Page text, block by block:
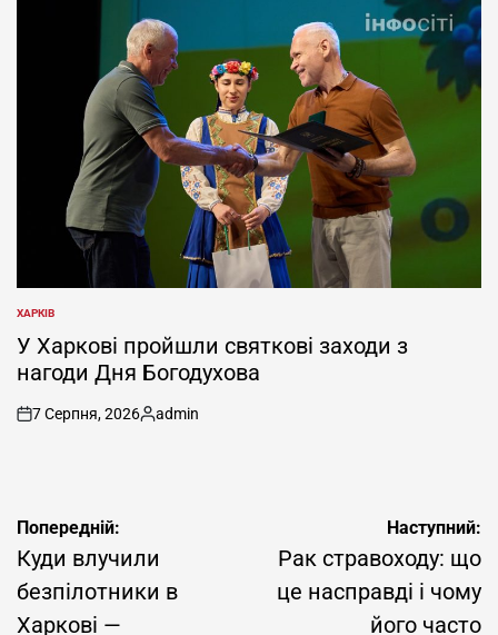
ОПУБЛІКУВАТИ
У
ХАРКІВ
У Харкові пройшли святкові заходи з
нагоди Дня Богодухова
on
7 Серпня, 2026
Опубліковано
admin
Навігація
записів
Попередній:
Куди влучили
безпілотники в
Харкові —
Наступний:
Рак стравоходу: що
це насправді і чому
його часто